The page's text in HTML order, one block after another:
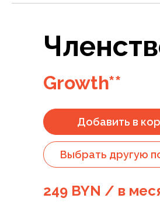
Growth**
Выбрать другую
Добавить в
249 BYN / в